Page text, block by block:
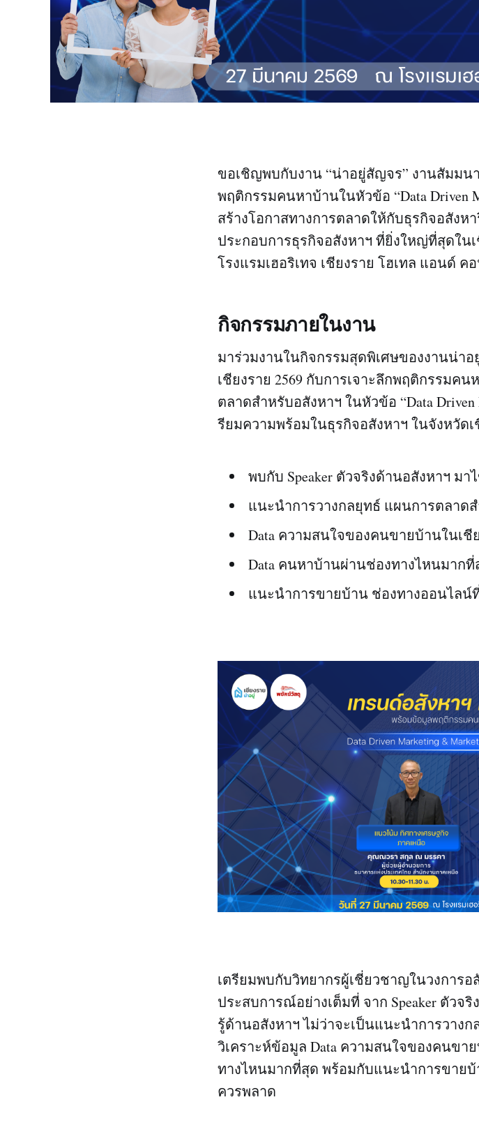
ขอเชิญพบกับงาน “น่าอยู่สัญจร” งานสัมมนา
พฤติกรรมคนหาบ้านในหัวข้อ “Data Driven
สร้างโอกาสทางการตลาดให้กับธุรกิจอสังห
ประกอบการธุรกิจอสังหาฯ ที่ยิ่งใหญ่ที่สุดใน
โรงแรมเฮอริเทจ เชียงราย โฮเทล แอนด์ ค
กิจกรรมภายในงาน
มาร่วมงานในกิจกรรมสุดพิเศษของงานน่า
เชียงราย 2569 กับการเจาะลึกพฤติกรรมค
ตลาดสำหรับอสังหาฯ ในหัวข้อ “Data Driven
รียมความพร้อมในธุรกิจอสังหาฯ ในจังหวัดเ
พบกับ Speaker ตัวจริงด้านอสังหาฯ ม
แนะนำการวางกลยุทธ์ แผนการตลาด
Data ความสนใจของคนขายบ้านในเชี
Data คนหาบ้านผ่านช่องทางไหนมากที่
แนะนำการขายบ้าน ช่องทางออนไลน์
เตรียมพบกับวิทยากรผู้เชี่ยวชาญในวงการ
ประสบการณ์อย่างเต็มที่ จาก Speaker ตัวจ
รู้ด้านอสังหาฯ ไม่ว่าจะเป็นแนะนำการวาง
วิเคราะห์ข้อมูล Data ความสนใจของคนข
ทางไหนมากที่สุด พร้อมกับแนะนำการขาย
ควรพลาด